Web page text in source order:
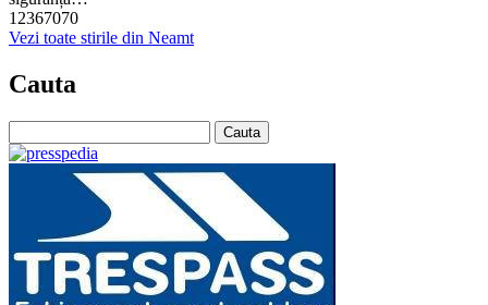
12367070
Vezi toate stirile din Neamt
Cauta